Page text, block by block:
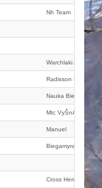
Nh Team
Warchlaki Adelajdy
Radisson Blu Hotel
Nauka Biega
Mtc VyŠnÁ
Manuel
Biegamyrazem. Pl
Cross Heroes -